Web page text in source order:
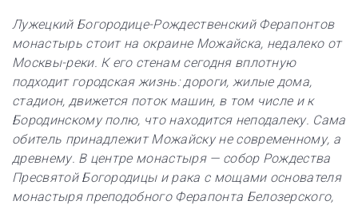
Лужецкий Богородице-Рождественский Ферапонтов
монастырь стоит на окраине Можайска, недалеко от
Москвы-реки. К его стенам сегодня вплотную
подходит городская жизнь: дороги, жилые дома,
стадион, движется поток машин, в том числе и к
Бородинскому полю, что находится неподалеку. Сама
обитель принадлежит Можайску не современному, а
древнему. В центре монастыря — собор Рождества
Пресвятой Богородицы и рака с мощами основателя
монастыря преподобного Ферапонта Белозерского,